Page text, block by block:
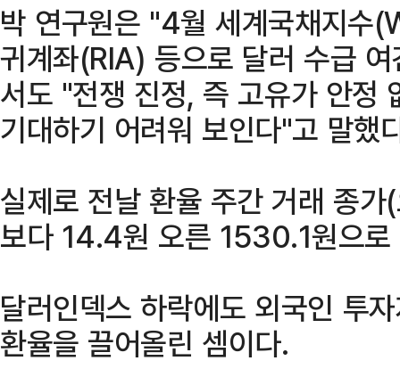
박 연구원은 "4월 세계국채지수
귀계좌(RIA) 등으로 달러 수급
서도 "전쟁 진정, 즉 고유가 안정
기대하기 어려워 보인다"고 말했
실제로 전날 환율 주간 거래 종
보다 14.4원 오른 1530.1원으로
달러인덱스 하락에도 외국인 투
환율을 끌어올린 셈이다.